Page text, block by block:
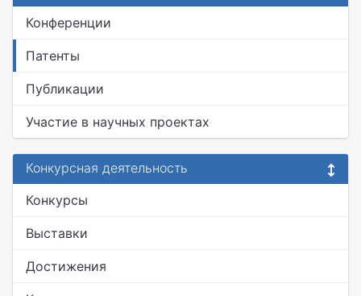
Конференции
Патенты
Публикации
Участие в научных проектах
Конкурсная деятельность
Конкурсы
Выставки
Достижения